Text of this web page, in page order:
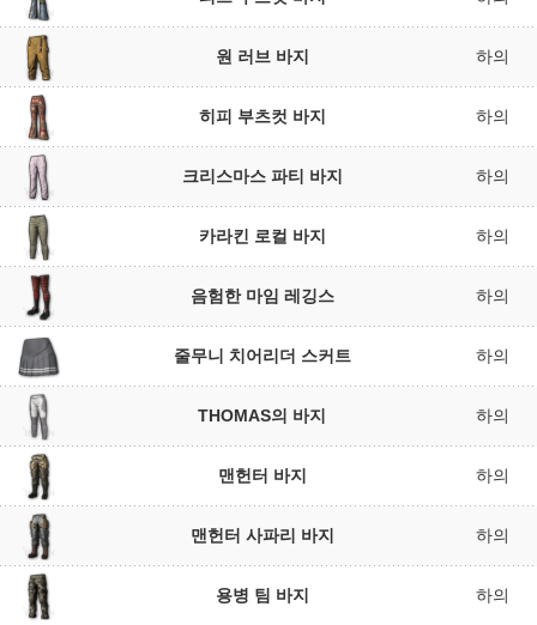
원 러브 바지 하의
히피 부츠컷 바지 하의
크리스마스 파티 바지 하의
카라킨 로컬 바지 하의
음험한 마임 레깅스 하의
줄무니 치어리더 스커트 하의
THOMAS의 바지 하의
맨헌터 바지 하의
맨헌터 사파리 바지 하의
용병 팀 바지 하의